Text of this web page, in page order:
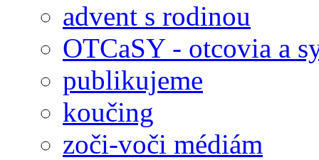
advent s rodinou
OTCaSY - otcovia a
publikujeme
koučing
zoči-voči médiám